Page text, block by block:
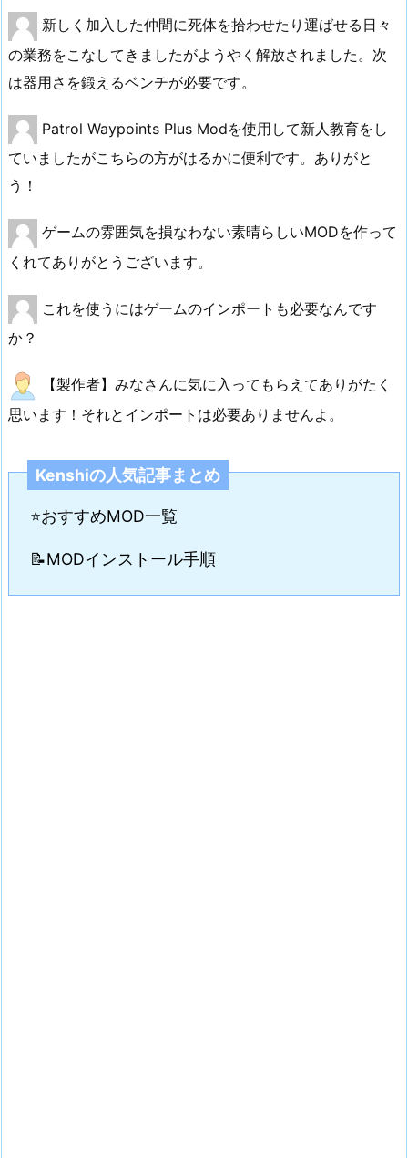
新しく加入した仲間に死体を拾わせたり運ばせる日々
の業務をこなしてきましたがようやく解放されました。次
は器用さを鍛えるベンチが必要です。
Patrol Waypoints Plus Modを使用して新人教育をし
ていましたがこちらの方がはるかに便利です。ありがと
う！
ゲームの雰囲気を損なわない素晴らしいMODを作って
くれてありがとうございます。
これを使うにはゲームのインポートも必要なんです
か？
【製作者】みなさんに気に入ってもらえてありがたく
思います！それとインポートは必要ありませんよ。
Kenshiの人気記事まとめ
⭐おすすめMOD一覧
📝MODインストール手順